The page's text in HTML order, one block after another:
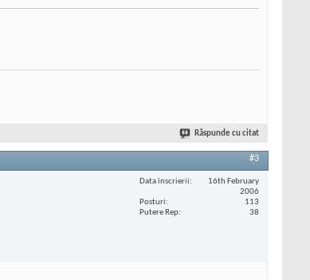
Răspunde cu citat
#3
Data înscrierii
16th February
2006
Posturi
113
Putere Rep
38